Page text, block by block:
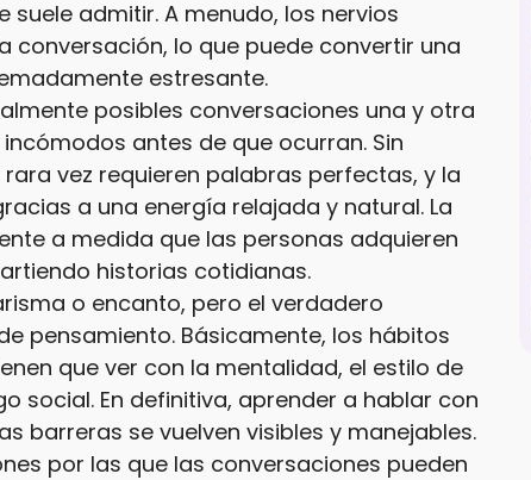
admitir. A menudo, los nervios
conversación, lo que puede convertir una
estresante.
posibles conversaciones una y otra
antes de que ocurran. Sin
vez requieren palabras perfectas, y la
a una energía relajada y natural. La
a medida que las personas adquieren
historias cotidianas.
o encanto, pero el verdadero
pensamiento. Básicamente, los hábitos
que ver con la mentalidad, el estilo de
social. En definitiva, aprender a hablar con
barreras se vuelven visibles y manejables.
por las que las conversaciones pueden